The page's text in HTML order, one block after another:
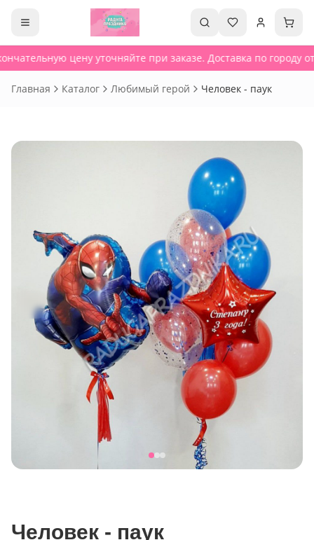
цену уточняйте при заказе. Доставка по городу
Главная Каталог Любимый герой Человек - паук
Человек - паук